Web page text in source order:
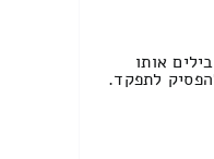
אותו
לתפקד.